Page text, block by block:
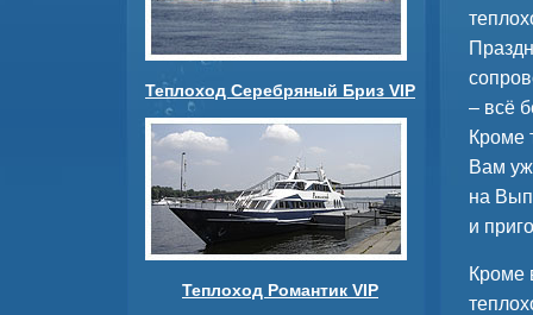
Теплоход Серебряный Бриз VIP
Теплоход Романтик VIP
– всё
Кроме
Вам
на
и
Кроме